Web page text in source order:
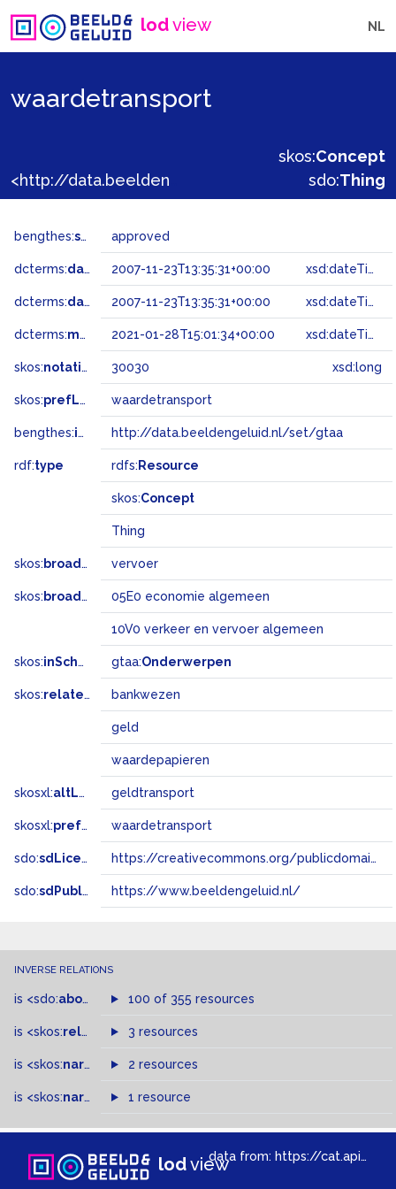
lodview NL
waardetransport
skos:Concept
sdo:Thing
bengthes:status approved
dcterms:dateAccepted 2007-11-23T13:35:31+00:00 xsd:dateTime
dcterms:dateSubmitted 2007-11-23T13:35:31+00:00 xsd:dateTime
dcterms:modified 2021-01-28T15:01:34+00:00 xsd:dateTime
skos:notation 30030 xsd:long
skos:prefLabel waardetransport
bengthes:inSet http://data.beeldengeluid.nl/set/gtaa
rdf:type rdfs: Resource
skos:Concept
Thing
skos: broader vervoer
skos: broadMatch 05E0 economie algemeen
10V0 verkeer en vervoer algemeen
skos:inScheme gtaa:Onderwerpen
skos:related bankwezen
geld
waardepapieren
skosxl:altLabel geldtransport
skosxl:prefLabel waardetransport
sdo:sdLicense https://creativecommons.org/publicdomain/zero/1.0/
sdo:sdPublisher https://www.beeldengeluid.nl/
INVERSE RELATIONS
is <sdo:about of 100 of 355 resources
is <skos:related > of3 resources
is <skos:narrowMatch >of
2 resources
is <skos:narrower >of
1 resource
lodviewdata from: https://cat.apis.beeldengeluid.nl/sparql